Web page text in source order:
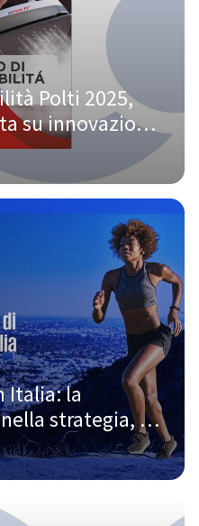
Polti 2025,
su innovazione
Italia: la
strategia,
piena maturità